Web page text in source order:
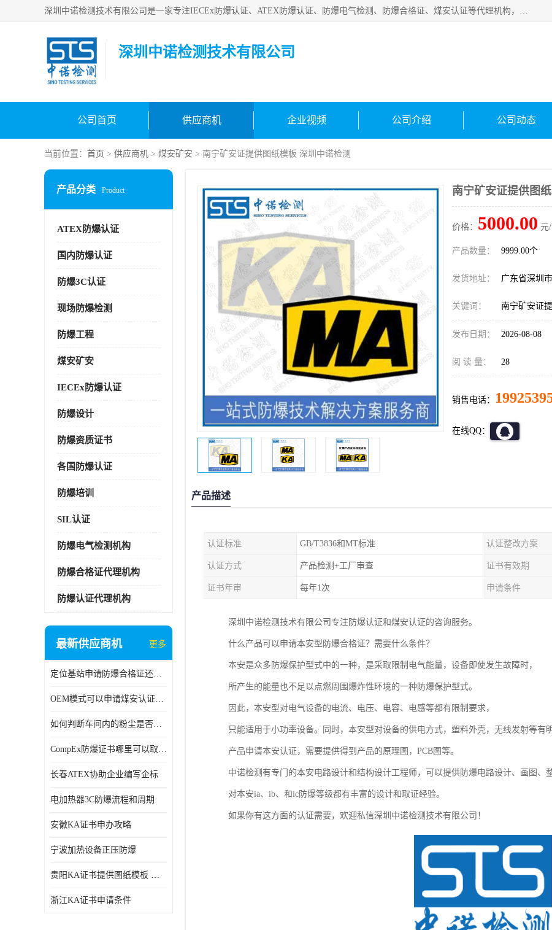
深圳中诺检测技术有限公司是一家专注IECEx防爆认证、ATEX防爆认证、防爆电气检测、防爆合格证、煤安认证等代理机构，可为客户提供从防爆设计、认证、现场检查、工程施工改造、培训等一站式服务。
深圳中诺检测技术有限公司
公司首页 供应商机 企业视频 公司介绍 公司动态
当前位置： 首页 > 供应商机 > 煤安矿安 > 南宁矿安证提供图纸模板 深圳中诺检测
产品分类 Product
ATEX防爆认证
国内防爆认证
防爆3C认证
现场防爆检测
防爆工程
煤安矿安
IECEx防爆认证
防爆设计
防爆资质证书
各国防爆认证
防爆培训
SIL认证
防爆电气检测机构
防爆合格证代理机构
防爆认证代理机构
最新供应商机 更多
定位基站申请防爆合格证还是防爆3C认证呢？
OEM模式可以申请煤安认证吗？
如何判断车间内的粉尘是否为爆炸性粉尘？
CompEx防爆证书哪里可以取得？
长春ATEX协助企业编写企标
电加热器3C防爆流程和周期
安徽KA证书申办攻略
宁波加热设备正压防爆
贵阳KA证书提供图纸模板 深圳中诺检测
浙江KA证书申请条件
南宁矿安证提供图
价格： 5000.00 元
产品数量： 9999.00个
发货地址： 广东省深圳
关键词： 南宁矿安证
发布日期： 2026-08-08
阅 读 量： 28
销售电话：
在线QQ：
产品描述
认证标准 GB/T3836和MT标准 认证整改方案
认证方式 产品检测+工厂审查 证书有效期
证书年审 每年1次 申请条件
深圳中诺检测技术有限公司专注防爆认证和煤安认证的咨询服务。
什么产品可以申请本安型防爆合格证？需要什么条件？
本安是众多防爆保护型式中的一种，是采取限制电气能量，设备即使发生故障时，
所产生的能量也不足以点燃周围爆炸性环境的一种防爆保护型式。
因此，本安型对电气设备的电流、电压、电容、电感等都有限制要求，
只能适用于小功率设备。同时，本安型对设备的供电方式，塑料外壳，无线发射等有
产品申请本安认证，需要提供得到产品的原理图，PCB图等。
中诺检测有专门的本安电路设计和结构设计工程师，可以提供防爆电路设计、画图、
对本安ia、ib、和ic防爆等级都有丰富的设计和取证经验。
如果你有这方面的认证需要，欢迎私信深圳中诺检测技术有限公司！